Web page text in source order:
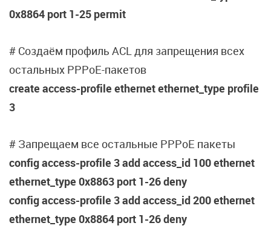
0x8864 port 1-25 permit
# Создаём профиль ACL для запрещения всех
остальных PPPoE-пакетов
create access-profile ethernet ethernet_type profile
3
# Запрещаем все остальные PPPoE пакеты
config access-profile 3 add access_id 100 ethernet
ethernet_type 0x8863 port 1-26 deny
config access-profile 3 add access_id 200 ethernet
ethernet_type 0x8864 port 1-26 deny